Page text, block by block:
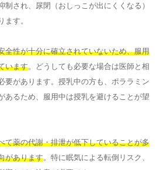
制され、尿閉（おしっこが出にくくなる）
ます。
全性が十分に確立されていないため、服用
います。どうしても必要な場合は医師と相
要があります。授乳中の方も、ポララミン
あるため、服用中は授乳を避けることが望
て薬の代謝・排泄が低下していることが多
があります。特に眠気による転倒リスク、